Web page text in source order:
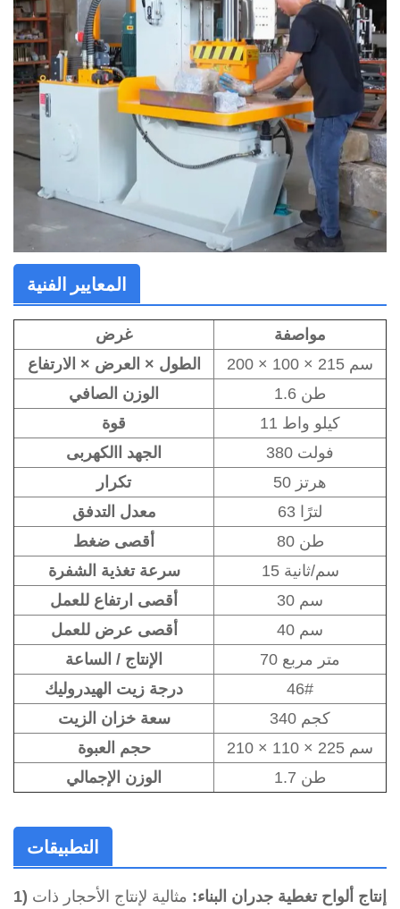
المعايير الفنية
غرض
مواصفة
الطول × العرض × الارتفاع
200 × 100 × 215 سم
الوزن الصافي
1.6 طن
قوة
11 كيلو واط
الجهد االكهربى
380 فولت
تكرار
50 هرتز
معدل التدفق
63 لترًا
أقصى ضغط
80 طن
سرعة تغذية الشفرة
15 سم/ثانية
أقصى ارتفاع للعمل
30 سم
أقصى عرض للعمل
40 سم
الإنتاج / الساعة
70 متر مربع
درجة زيت الهيدروليك
46#
سعة خزان الزيت
340 كجم
حجم العبوة
210 × 110 × 225 سم
الوزن الإجمالي
1.7 طن
التطبيقات
1) إنتاج ألواح تغطية جدران البناء: مثالية لإنتاج الأحجار ذات